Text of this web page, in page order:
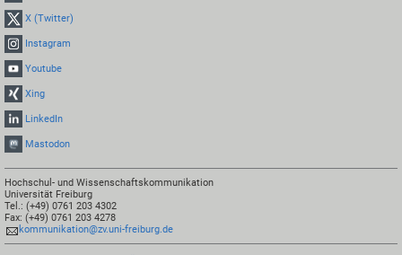
X (Twitter)
Instagram
Youtube
Xing
LinkedIn
Mastodon
Hochschul- und Wissenschaftskommunikation
Universität Freiburg
Tel.: (+49) 0761 203 4302
Fax: (+49) 0761 203 4278
kommunikation@zv.uni-freiburg.de